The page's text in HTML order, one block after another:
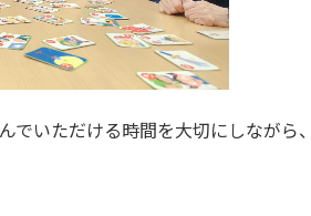
でいただける時間を大切にしなが